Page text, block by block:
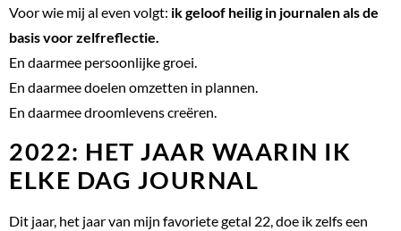
Voor wie mij al even volgt: ik geloof heilig in journalen als de
basis voor zelfreflectie.
En daarmee persoonlijke groei.
En daarmee doelen omzetten in plannen.
En daarmee droomlevens creëren.
2022: HET JAAR WAARIN IK
ELKE DAG JOURNAL
Dit jaar, het jaar van mijn favoriete getal 22, doe ik zelfs een